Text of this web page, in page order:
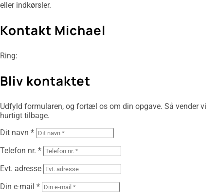
eller indkørsler.
Kontakt Michael
Ring:
Bliv kontaktet
Udfyld formularen, og fortæl os om din opgave. Så vender vi
hurtigt tilbage.
Dit navn *
Telefon nr. *
Evt. adresse
Din e-mail *